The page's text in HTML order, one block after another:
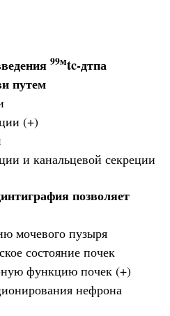
99мtc-дтпа
путем
(+)
и канальцевой секреции
позволяет
мочевого пузыря
состояние почек
функцию почек (+)
нефрона